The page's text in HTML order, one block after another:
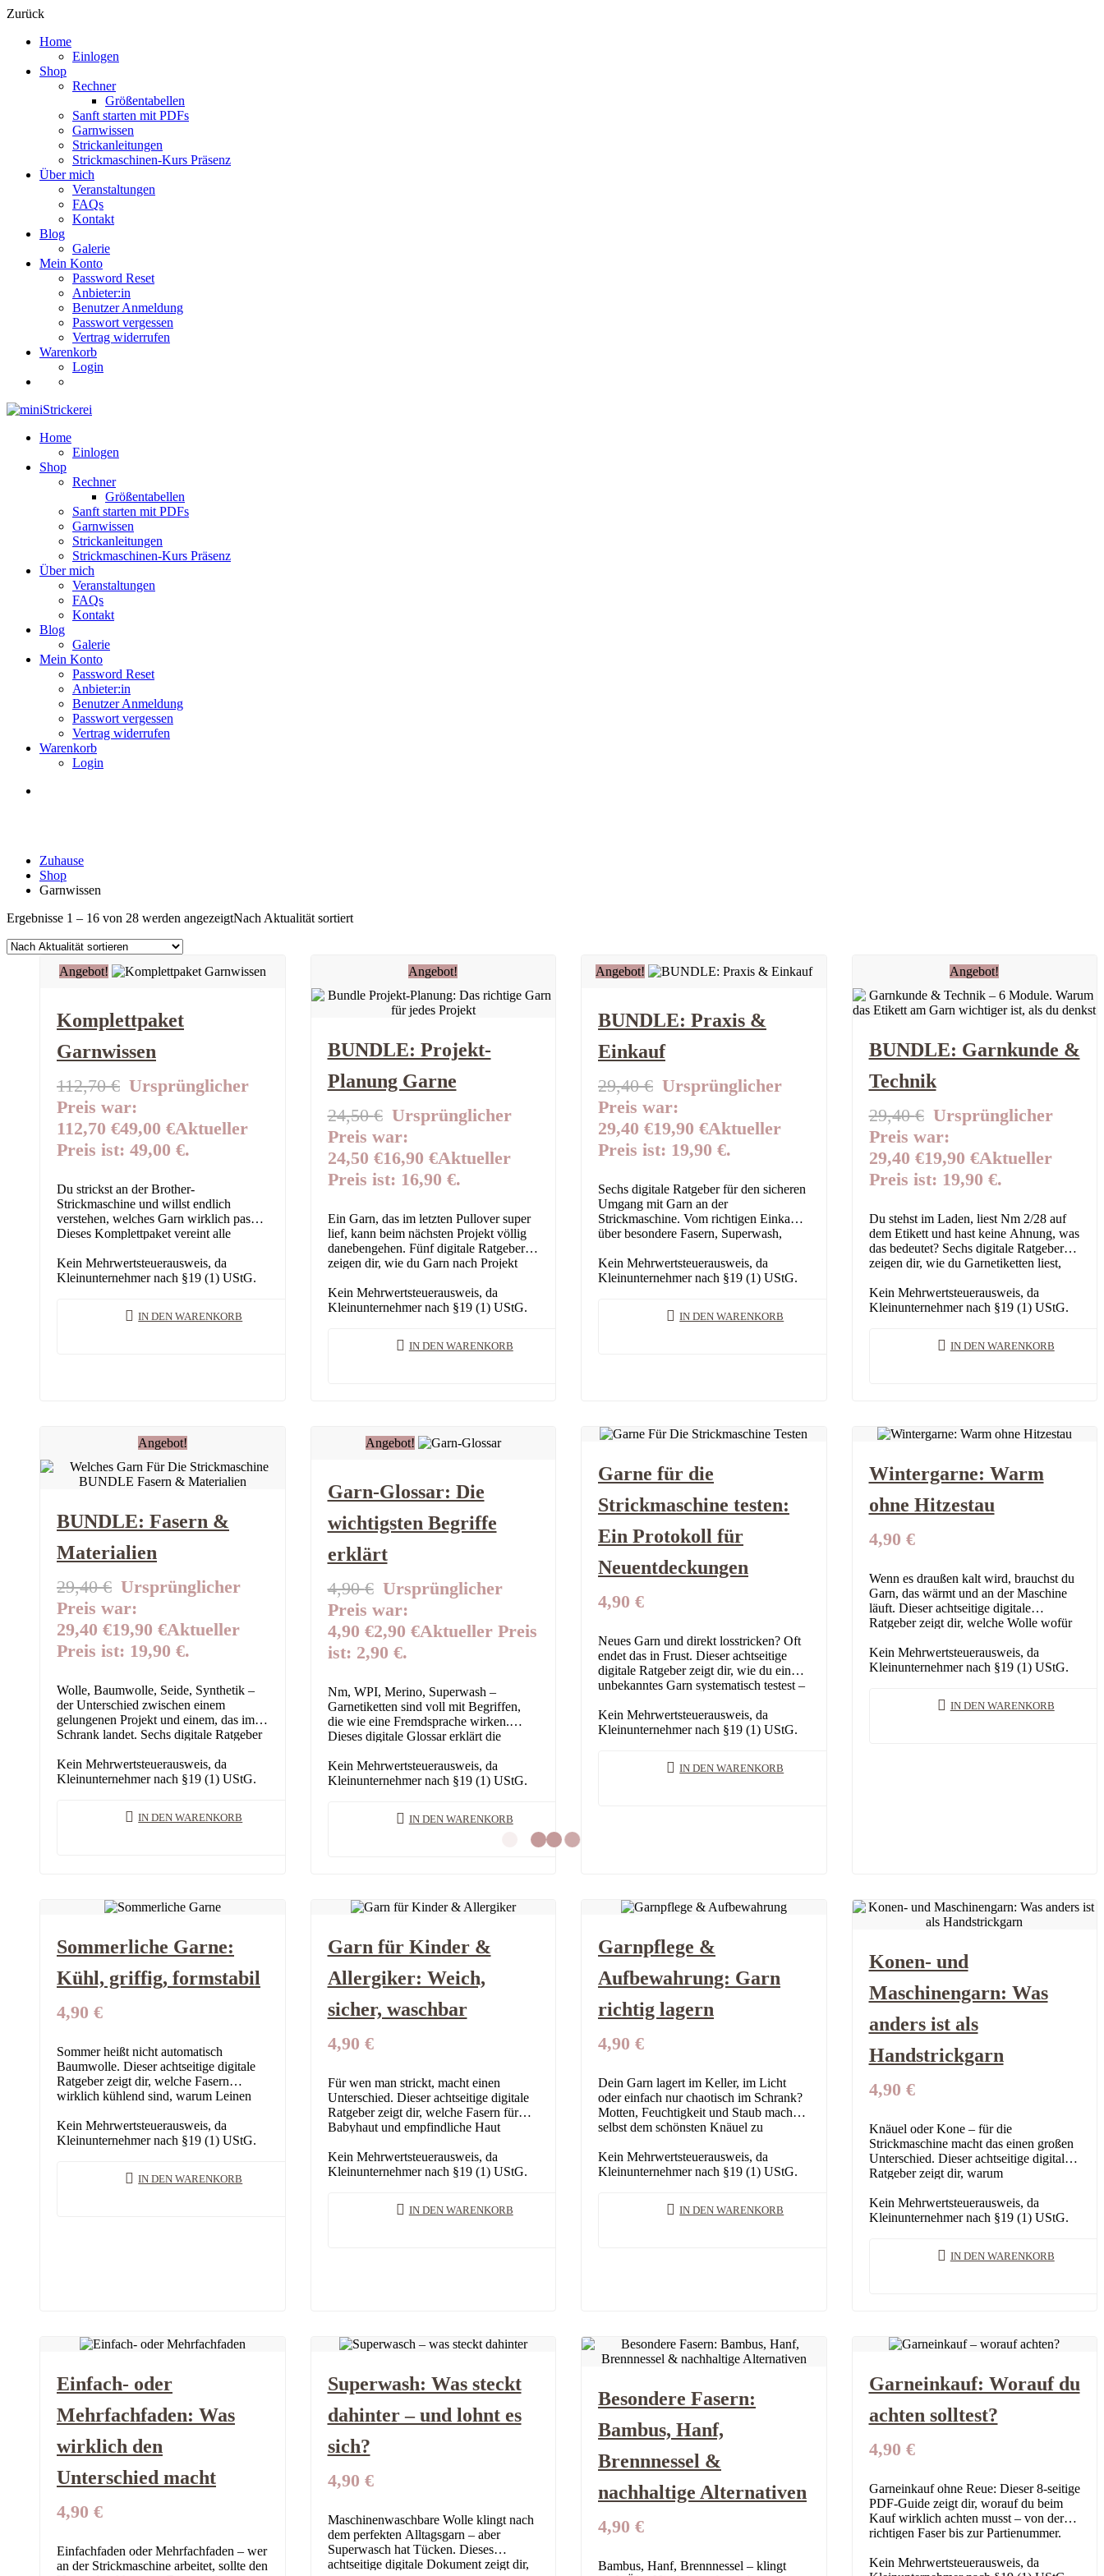
Zurück
Home
Einlogen
Shop
Rechner
Größentabellen
Sanft starten mit PDFs
Garnwissen
Strickanleitungen
Strickmaschinen-Kurs Präsenz
Über mich
Veranstaltungen
FAQs
Kontakt
Blog
Galerie
Mein Konto
Password Reset
Anbieter:in
Benutzer Anmeldung
Passwort vergessen
Vertrag widerrufen
Warenkorb
Login
Home
Einlogen
Shop
Rechner
Größentabellen
Sanft starten mit PDFs
Garnwissen
Strickanleitungen
Strickmaschinen-Kurs Präsenz
Über mich
Veranstaltungen
FAQs
Kontakt
Blog
Galerie
Mein Konto
Password Reset
Anbieter:in
Benutzer Anmeldung
Passwort vergessen
Vertrag widerrufen
Warenkorb
Login
Zuhause
Shop
Garnwissen
Ergebnisse 1 – 16 von 28 werden angezeigtNach Aktualität sortiert
Angebot!
Komplettpaket
Garnwissen
112,70€ Ursprünglicher
Preis war:
112,70 €49,00 €Aktueller
Preis ist: 49,00 €.
Du strickst an der Brother-
Strickmaschine und willst endlich
verstehen, welches Garn wirklich passt?
Dieses Komplettpaket vereint alle
Technik bis zur Projektplanung und…
Kein Mehrwertsteuerausweis, da
Kleinunternehmer nach §19 (1) UStG.
IN DEN WARENKORB
Angebot!
BUNDLE: Projekt-
Planung Garne
24,50€ Ursprünglicher
Preis war:
24,50 €16,90 €Aktueller
Preis ist: 16,90 €.
Ein Garn, das im letzten Pullover super
lief, kann beim nächsten Projekt völlig
danebengehen. Fünf digitale Ratgeber
zeigen dir, wie du Garn nach Projekt
Kein Mehrwertsteuerausweis, da
Kleinunternehmer nach §19 (1) UStG.
IN DEN WARENKORB
Angebot!
BUNDLE: Praxis &
Einkauf
29,40€ Ursprünglicher
Preis war:
29,40 €19,90 €Aktueller
Preis ist: 19,90 €.
Sechs digitale Ratgeber für den sicheren
Umgang mit Garn an der
Strickmaschine. Vom richtigen Einkauf
über besondere Fasern, Superwash,
zur Aufbewahrung. Einzeln je 4,90 –…
Kein Mehrwertsteuerausweis, da
Kleinunternehmer nach §19 (1) UStG.
IN DEN WARENKORB
Angebot!
BUNDLE: Garnkunde &
Technik
29,40€ Ursprünglicher
Preis war:
29,40 €19,90 €Aktueller
Preis ist: 19,90 €.
Du stehst im Laden, liest Nm 2/28 auf
dem Etikett und hast keine Ahnung, was
das bedeutet? Sechs digitale Ratgeber
zeigen dir, wie du Garnetiketten liest,
Kein Mehrwertsteuerausweis, da
Kleinunternehmer nach §19 (1) UStG.
IN DEN WARENKORB
Angebot!
BUNDLE: Fasern &
Materialien
29,40€ Ursprünglicher
Preis war:
29,40 €19,90 €Aktueller
Preis ist: 19,90 €.
Wolle, Baumwolle, Seide, Synthetik –
der Unterschied zwischen einem
gelungenen Projekt und einem, das im
Schrank landet. Sechs digitale Ratgeber
welche Mischung…
Kein Mehrwertsteuerausweis, da
Kleinunternehmer nach §19 (1) UStG.
IN DEN WARENKORB
Angebot!
Garn-Glossar: Die
wichtigsten Begriffe
erklärt
4,90€ Ursprünglicher
Preis war:
4,90 €2,90 €Aktueller Preis
ist: 2,90 €.
Nm, WPI, Merino, Superwash –
Garnetiketten sind voll mit Begriffen,
die wie eine Fremdsprache wirken.
Dieses digitale Glossar erklärt die
verständlich. Damit du beim nächsten…
Kein Mehrwertsteuerausweis, da
Kleinunternehmer nach §19 (1) UStG.
IN DEN WARENKORB
Garne für die
Strickmaschine testen:
Ein Protokoll für
Neuentdeckungen
4,90 €
Neues Garn und direkt losstricken? Oft
endet das in Frust. Dieser achtseitige
digitale Ratgeber zeigt dir, wie du ein
unbekanntes Garn systematisch testest –
Kein Mehrwertsteuerausweis, da
Kleinunternehmer nach §19 (1) UStG.
IN DEN WARENKORB
Wintergarne: Warm
ohne Hitzestau
4,90 €
Wenn es draußen kalt wird, brauchst du
Garn, das wärmt und an der Maschine
läuft. Dieser achtseitige digitale
Ratgeber zeigt dir, welche Wolle wofür
Kein Mehrwertsteuerausweis, da
Kleinunternehmer nach §19 (1) UStG.
IN DEN WARENKORB
Sommerliche Garne:
Kühl, griffig, formstabil
4,90 €
Sommer heißt nicht automatisch
Baumwolle. Dieser achtseitige digitale
Ratgeber zeigt dir, welche Fasern
wirklich kühlend sind, warum Leinen
Baumwolle an der Maschine…
Kein Mehrwertsteuerausweis, da
Kleinunternehmer nach §19 (1) UStG.
IN DEN WARENKORB
Garn für Kinder &
Allergiker: Weich,
sicher, waschbar
4,90 €
Für wen man strickt, macht einen
Unterschied. Dieser achtseitige digitale
Ratgeber zeigt dir, welche Fasern für
Babyhaut und empfindliche Haut
steckt und warum Alpaka…
Kein Mehrwertsteuerausweis, da
Kleinunternehmer nach §19 (1) UStG.
IN DEN WARENKORB
Garnpflege &
Aufbewahrung: Garn
richtig lagern
4,90 €
Dein Garn lagert im Keller, im Licht
oder einfach nur chaotisch im Schrank?
Motten, Feuchtigkeit und Staub machen
selbst dem schönsten Knäuel zu
Ratgeber zeigt…
Kein Mehrwertsteuerausweis, da
Kleinunternehmer nach §19 (1) UStG.
IN DEN WARENKORB
Konen- und
Maschinengarn: Was
anders ist als
Handstrickgarn
4,90 €
Knäuel oder Kone – für die
Strickmaschine macht das einen großen
Unterschied. Dieser achtseitige digitale
Ratgeber zeigt dir, warum
bessere Wahl ist, wie…
Kein Mehrwertsteuerausweis, da
Kleinunternehmer nach §19 (1) UStG.
IN DEN WARENKORB
Einfach- oder
Mehrfachfaden: Was
wirklich den
Unterschied macht
4,90 €
Einfachfaden oder Mehrfachfaden – wer
an der Strickmaschine arbeitet, sollte den
Superwash: Was steckt
dahinter – und lohnt es
sich?
4,90 €
Maschinenwaschbare Wolle klingt nach
dem perfekten Alltagsgarn – aber
Superwasch hat Tücken. Dieses
achtseitige digitale Dokument zeigt dir,
Besondere Fasern:
Bambus, Hanf,
Brennnessel &
nachhaltige Alternativen
4,90 €
Bambus, Hanf, Brennnessel – klingt
Garneinkauf: Worauf du
achten solltest?
4,90 €
Garneinkauf ohne Reue: Dieser 8-seitige
PDF-Guide zeigt dir, worauf du beim
Kauf wirklich achten musst – von der
richtigen Faser bis zur Partienummer.
Fehlkauf-Sammlung…
Kein Mehrwertsteuerausweis, da